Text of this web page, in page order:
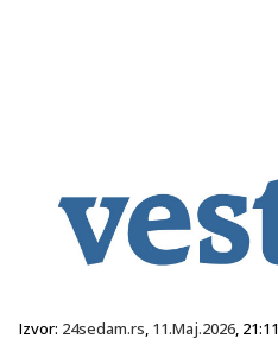
Izvor: 24sedam.rs, 11.Maj.2026, 21:11